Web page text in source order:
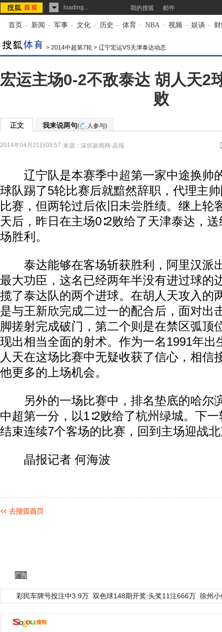
loading... 我的搜狐 邮件
首页 - 新闻 - 军事 - 文化 - 历史 - 体育 - NBA - 视频 - 娱谈 -
> 2014中超第7轮 > 辽宁宏运VS天津泰达动态
宏运主场0-2不敌泰达 胡人天2
败
正文 我来说两句( 人参与)
2014年04月21日09:57 来源： 深圳新闻网-晶报
辽宁队是本赛季中超第一家中途换帅
球队踢了5轮比赛后就黯然辞职，代理主
比赛，但两轮过后依旧未尝胜绩。继上轮
天后，昨日在主场0∶2败给了天津泰达，
场胜利。
泰达能够在客场斩获胜利，阿里汉派
最大功臣，这名已经两年半没有进过球的
揽了泰达队的两个进球。在胡人天攻入的
是与王新欣完成二过一的配合后，面对出
脚搓射完成破门，第二个则是在禁区弧顶
现出相当全面的射术。作为一名1991年出
人天在这场比赛中无疑收获了信心，相信
他更多的上场机会。
另外的一场比赛中，排名垫底的哈尔
中超第一分，以1∶2败给了杭州绿城。下
结束连续7个客场的比赛，回到主场迎战
晶报记者 何海波
广告
彩民车牌号投注中3.9万 双色球148期开奖:头奖11注666万 徐州